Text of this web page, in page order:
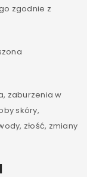
zgodnie z
zaburzenia w
skóry,
złość, zmiany